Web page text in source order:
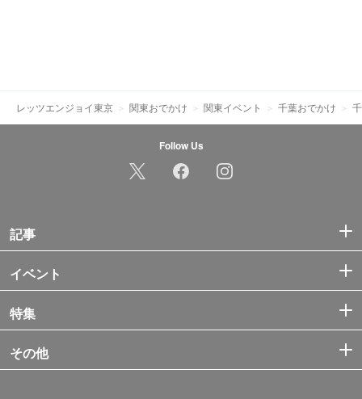
レッツエンジョイ東京 関東おでかけ 関東イベント 千葉おでかけ
Follow Us
記事
イベント
特集
その他